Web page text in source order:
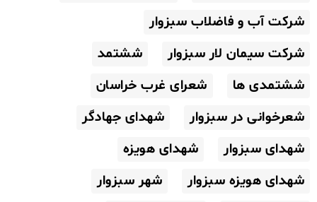
شرکت آب و فاضلاب سبزوار
شرکت سیمان لار سبزوار
ششتمد
ششتمدی ها
شعرای غرب خراسان
شعرخوانی در سبزوار
شهدای جهادگر
شهدای سبزوار
شهدای هویزه
شهدای هویزه سبزوار
شهر سبزوار